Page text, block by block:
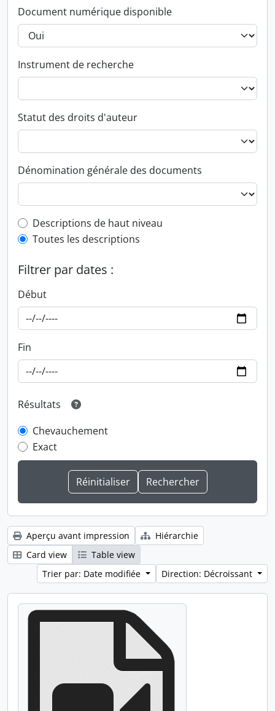
Document numérique disponible
Instrument de recherche
Statut des droits d'auteur
Dénomination générale des documents
Top-level description filter
Descriptions de haut niveau
Toutes les descriptions
Filtrer par dates :
Début
Fin
Résultats
Chevauchement
Exact
Aperçu avant impression
Hiérarchie
Card view
Table view
Trier par: Date modifiée
Direction: Décroissant